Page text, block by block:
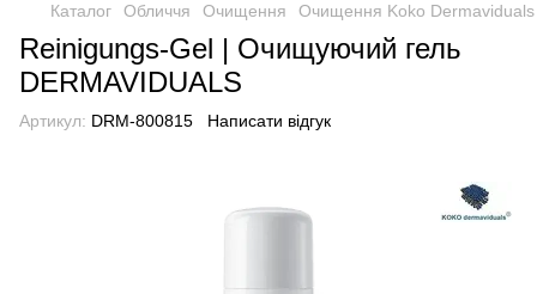
Каталог Обличчя Очищення Очищення Koko Dermaviduals
Reinigungs-Gel | Очищуючий гель
DERMAVIDUALS
Артикул: DRM-800815 Написати відгук